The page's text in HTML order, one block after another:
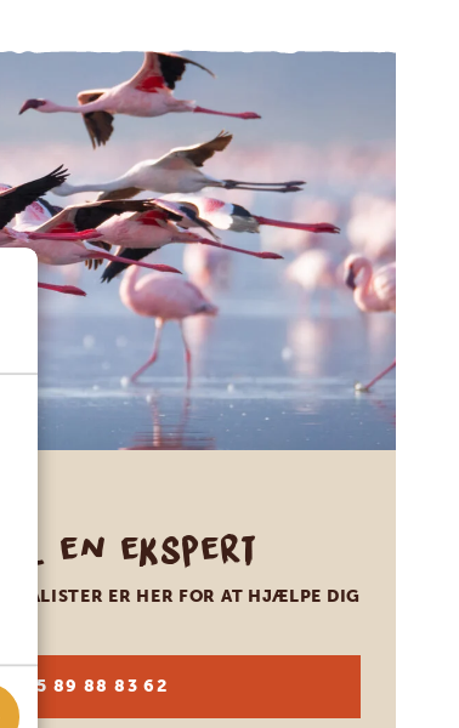
til en ekspert
ER HER FOR AT HJÆLPE DIG
+45 89 88 83 62